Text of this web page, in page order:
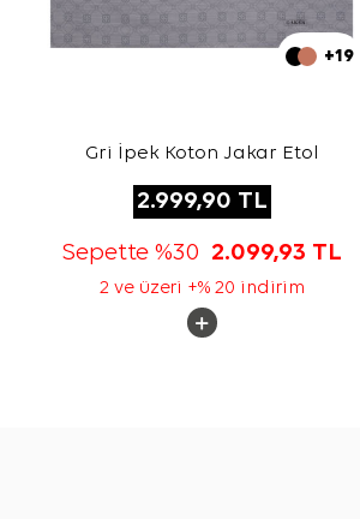
+19
Gri İpek Koton Jakar Etol
2.999,90 TL
Sepette %30 2.099,93 TL
2 ve üzeri +% 20 indirim